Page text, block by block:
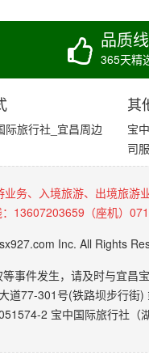
品质
365天精
际旅行社_宜昌周边
其
宝
司
务、入境旅游、出境旅游
13607203659（座机）
Inc. All Rights
事件发生，请及时与宜昌
道77-301号(铁路坝步行街
2 宝中国际旅行社（